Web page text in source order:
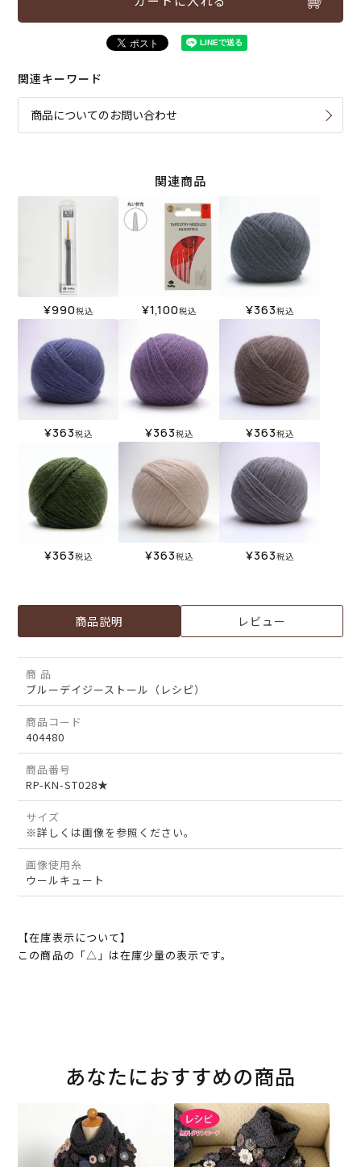
関連キーワード
商品についてのお問い合わせ
関連商品
¥990税込 ¥1,100税込 ¥363税込
¥363税込 ¥363税込 ¥363税込
¥363税込 ¥363税込 ¥363税込
商品説明 レビュー
商 品
ブルーデイジーストール（レシピ）
商品コード
404480
商品番号
RP-KN-ST028★
サイズ
※詳しくは画像を参照ください。
画像使用糸
ウールキュート
【在庫表示について】
この商品の「△」は在庫少量の表示です。
あなたにおすすめの商品